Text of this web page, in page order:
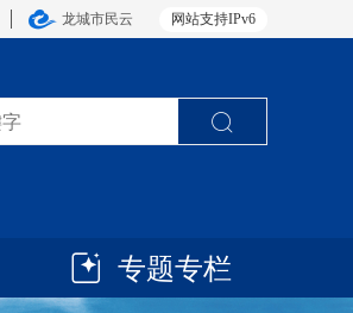
网站支持IPv6
龙城市民云
专题专栏